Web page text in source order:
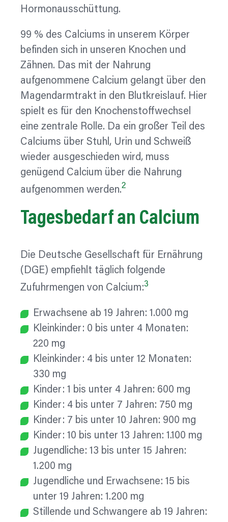
Hormonausschüttung.
99 % des Calciums in unserem Körper
befinden sich in unseren Knochen und
Zähnen. Das mit der Nahrung
aufgenommene Calcium gelangt über den
Magendarmtrakt in den Blutkreislauf. Hier
spielt es für den Knochenstoffwechsel
eine zentrale Rolle. Da ein großer Teil des
Calciums über Stuhl, Urin und Schweiß
wieder ausgeschieden wird, muss
genügend Calcium über die Nahrung
aufgenommen werden.2
Tagesbedarf an Calcium
Die Deutsche Gesellschaft für Ernährung
(DGE) empfiehlt täglich folgende
Zufuhrmengen von Calcium:3
Erwachsene ab 19 Jahren: 1.000 mg
Kleinkinder: 0 bis unter 4 Monaten:
220 mg
Kleinkinder: 4 bis unter 12 Monaten:
330 mg
Kinder: 1 bis unter 4 Jahren: 600 mg
Kinder: 4 bis unter 7 Jahren: 750 mg
Kinder: 7 bis unter 10 Jahren: 900 mg
Kinder: 10 bis unter 13 Jahren: 1.100 mg
Jugendliche: 13 bis unter 15 Jahren:
1.200 mg
Jugendliche und Erwachsene: 15 bis
unter 19 Jahren: 1.200 mg
Stillende und Schwangere ab 19 Jahren: